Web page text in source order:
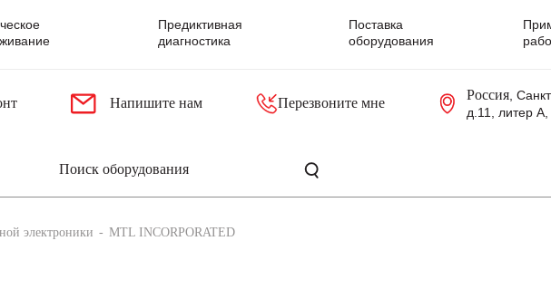
Предиктивная
диагностика
Поставка
оборудования
Напишите нам Перезвоните мне
Россия,
д.11, литер
электроники MTL INCORPORATED